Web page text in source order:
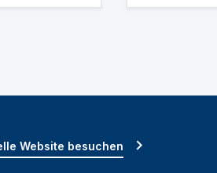
Website besuchen